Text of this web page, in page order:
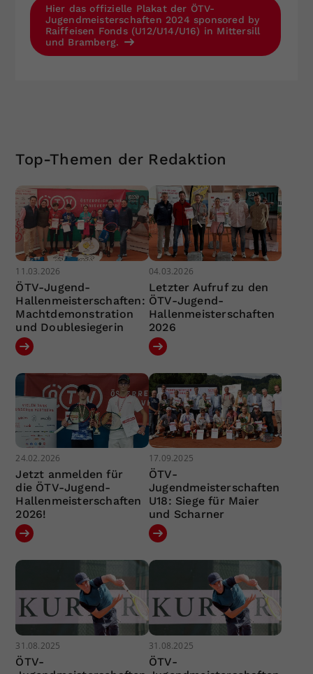
Hier das offizielle Plakat der ÖTV-
Jugendmeisterschaften 2024 sponsored by
Raiffeisen Fonds (U12/U14/U16) in Mittersill
und Bramberg.
Top-Themen der Redaktion
11.03.2026
ÖTV-Jugend-
Hallenmeisterschaften:
Machtdemonstration
und Doublesiegerin
04.03.2026
Letzter Aufruf zu den
ÖTV-Jugend-
Hallenmeisterschaften
2026
24.02.2026
Jetzt anmelden für
die ÖTV-Jugend-
Hallenmeisterschaften
2026!
17.09.2025
ÖTV-
Jugendmeisterschaften
U18: Siege für Maier
und Scharner
31.08.2025
ÖTV-
31.08.2025
ÖTV-